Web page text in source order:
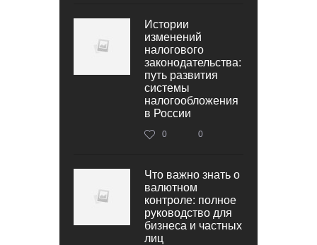
Истории
изменений
налогового
законодательства:
путь развития
системы
налогообложения
в России
0 0
Что важно знать о
валютном
контроле: полное
руководство для
бизнеса и частных
лиц